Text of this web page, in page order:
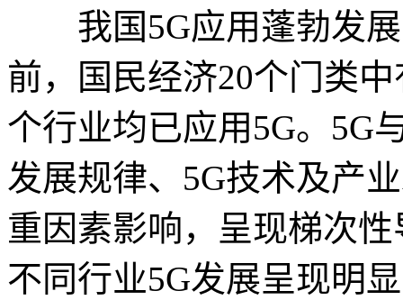
我国5G应用蓬勃发展
前，国民经济20个门类
个行业均已应用5G。5G
发展规律、5G技术及产
重因素影响，呈现梯次
不同行业5G发展呈现明